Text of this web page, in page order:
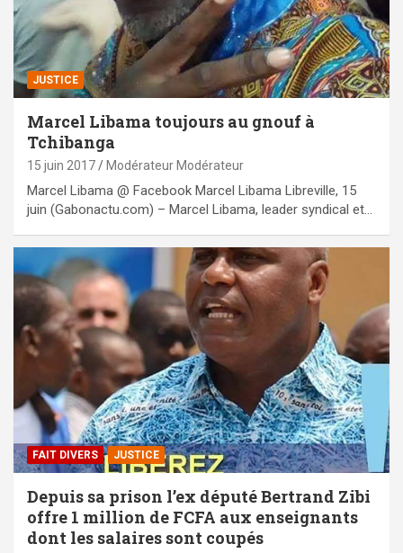
JUSTICE
Marcel Libama toujours au gnouf à
Tchibanga
15 juin 2017 Modérateur Modérateur
Marcel Libama @ Facebook Marcel Libama Libreville, 15
juin (Gabonactu.com) – Marcel Libama, leader syndical et…
FAIT DIVERS JUSTICE
Depuis sa prison l’ex député Bertrand Zibi
offre 1 million de FCFA aux enseignants
dont les salaires sont coupés